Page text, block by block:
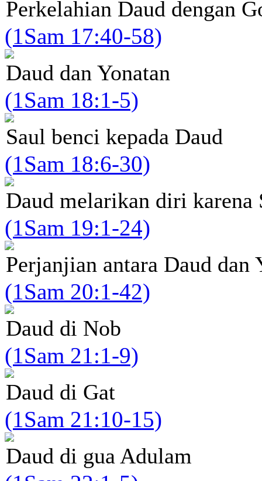
Perkelahian Daud dengan
(1Sam 17:40-58)
Daud dan Yonatan
(1Sam 18:1-5)
Saul benci kepada Daud
(1Sam 18:6-30)
Daud melarikan diri karena
(1Sam 19:1-24)
Perjanjian antara Daud dan
(1Sam 20:1-42)
Daud di Nob
(1Sam 21:1-9)
Daud di Gat
(1Sam 21:10-15)
Daud di gua Adulam